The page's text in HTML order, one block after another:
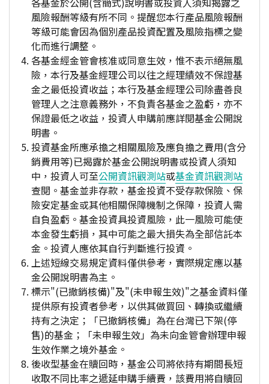
風險報酬等級有所不同。提醒您本行產品風險報酬
等級可能會因為個別產品投資配置及風險指標之變
化而進行調整。
各基金經金管會核准或同意生效，惟不表示絕無風
險，本行及基金經理公司以往之經理績效不保證基
金之最低投資收益；本行及基金經理公司除盡善良
管理人之注意義務外，不負責各基金之盈虧，亦不
保證最低之收益，投資人申購前應詳閱基金公開說
明書。
投資基金所應承擔之相關風險及應負擔之費用(含分
銷費用等)已揭露於基金公開說明書或投資人須知
中，投資人可至公開資訊觀測站或基金資訊觀測站
查閱。基金並非存款，基金投資不受存款保險、保
險安定基金或其他相關保障機制之保障，投資人需
自負盈虧。基金投資具投資風險，此一風險可能使
本金發生虧損，其中可能之最大損失為全部信託本
金。投資人應依其自行判斷進行投資。
上述短線交易規定資料僅供參考，實際規定應以基
金公開說明書為主。
標示"(已撤銷核備)"及"(未申報生效)"之基金資料僅
提供原有投資者參考，以供其做買回、轉換或繼續
持有之決定；「已撤銷核備」為在台灣已下架(停
售)的基金；「未申報生效」為未向金管會辦理申報
生效作業之境外基金。
後收型基金在贖回時，基金公司將依持有期間長短
收取不同比率之遞延申購手續費，該費用將自贖回